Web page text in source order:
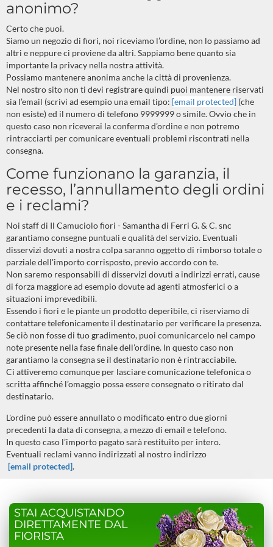
anonimo?
Certo che puoi.
Siamo un negozio di fiori, noi riceviamo l’ordine, non lo passiamo ad
altri e neppure ci proviene da altri. Sappiamo bene quanto sia
importante la privacy nella nostra attività.
Possiamo mantenere anonima anche la città di provenienza.
Nel nostro sito non ti devi registrare quindi puoi mantenere riservati
sia l’email (scrivi ad esempio una email tipo: [email protected] (che
non esiste) ed il numero di telefono 9999999 o simile. Ovvio che in
questo caso non riceverai la conferma d’ordine e non potremo
rintracciarti per comunicare eventuali problemi riscontrati nella
consegna.
Come funzionano la garanzia, il
recesso, l’annullamento degli ordini
e i reclami?
Noi staff di Il Camuciolo fiori - Samantha di Ferri G. & C. snc
garantiamo consegne puntuali e qualità del servizio. Eventuali
disservizi dovuti a nostra colpa saranno oggetto di rimborso totale o
parziale dell'importo corrisposto, previo accordo con te.
Non saremo responsabili di disservizi dovuti a indirizzi errati, cause
di forza maggiore ad esempio dovute ad agenti atmosferici o a
situazioni imprevedibili.
Essendo i fiori e le piante un prodotto deperibile, ci riserviamo di
contattare telefonicamente il destinatario per verificare la presenza.
Se ciò non fosse di tuo gradimento, puoi comunicarcelo nel campo
note presente nella fase finale dell’ordine. In questo caso non
garantiamo la consegna se il destinatario non è rintracciabile.
Ci attiveremo comunque per lasciare comunicazione telefonica o
scritta affinché l’omaggio possa essere consegnato o ritirato dal
destinatario.
L'ordine può essere annullato o modificato entro due giorni
precedenti la data di consegna, a mezzo di email e telefono.
In questo caso l’importo pagato sarà restituito per intero.
Eventuali reclami vanno indirizzati al nostro indirizzo
[email protected].
STAI ACQUISTANDO
DIRETTAMENTE DAL
FIORISTA